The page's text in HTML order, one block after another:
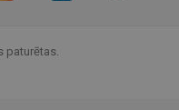
paturētas.